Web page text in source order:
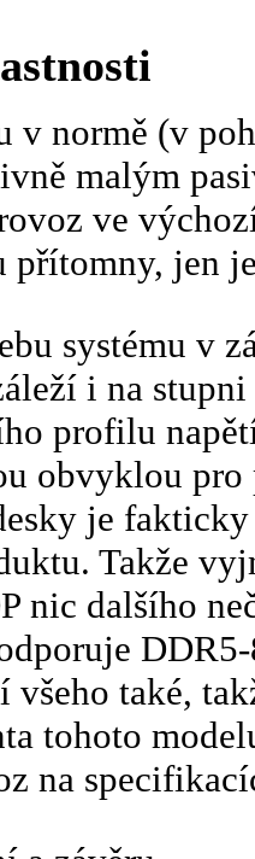
normě (v
malým
ve
přítomny, jen
systému v
i na
profilu
obvyklou
je
Takže
nic dalšího
všeho také,
tohoto
na